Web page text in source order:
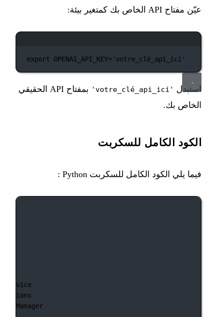
عيّن مفتاح API الخاص بك كمتغير بيئة:
export OPENAI_API_KEY='votre_clé_api_ici'
استبدل 'votre_clé_api_ici'
بمفتاح API الحقيقي
الخاص بك.
الكود الكامل للسكربت
فيما يلي الكود الكامل للسكربت Python :
Service
Options